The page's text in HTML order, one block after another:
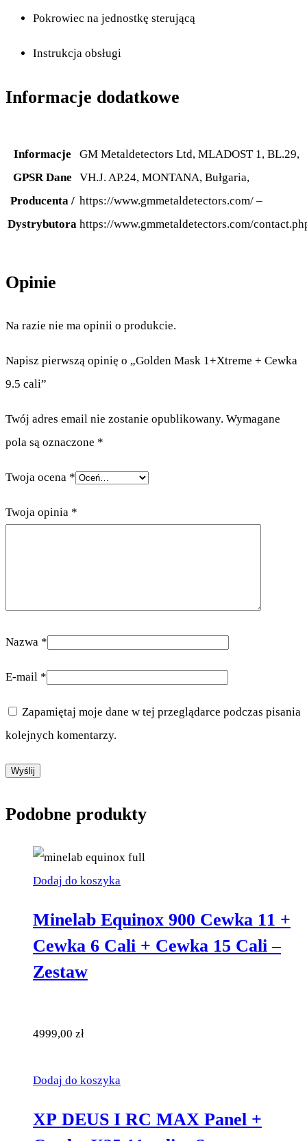
Pokrowiec na jednostkę sterującą
Instrukcja obsługi
Informacje dodatkowe
Informacje
GPSR Dane
Producenta /
Dystrybutora
GM Metaldetectors Ltd, MLADOST 1, BL.29,
VH.J. AP.24, MONTANA, Bułgaria,
https://www.gmmetaldetectors.com/ –
https://www.gmmetaldetectors.com/
Opinie
Na razie nie ma opinii o produkcie.
Napisz pierwszą opinię o „Golden Mask 1+Xtreme + Cewka
9.5 cali”
Twój adres email nie zostanie opublikowany. Wymagane
pola są oznaczone *
Twoja ocena *
Twoja opinia *
Nazwa *
E-mail *
Zapamiętaj moje dane w tej przeglądarce podczas pisania
kolejnych komentarzy.
Podobne produkty
Dodaj do koszyka
Minelab Equinox 900 Cewka 11 +
Cewka 6 Cali + Cewka 15 Cali –
Zestaw
4999,00 zł
Dodaj do koszyka
XP DEUS I RC MAX Panel +